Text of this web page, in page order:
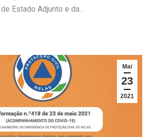
Estado Adjunto e da…
Mai
23
2021